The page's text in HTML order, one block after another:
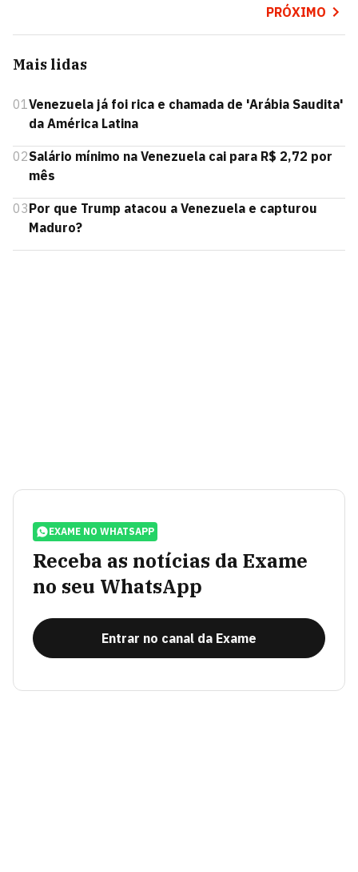
PRÓXIMO
Mais lidas
01Venezuela já foi rica e chamada de 'Arábia Saudita'
da América Latina
02Salário mínimo na Venezuela cai para R$ 2,72 por
mês
03Por que Trump atacou a Venezuela e capturou
Maduro?
EXAME NO WHATSAPP
Receba as notícias da Exame
no seu WhatsApp
Entrar no canal da Exame